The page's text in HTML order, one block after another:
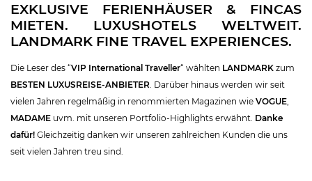
EXKLUSIVE FERIENHÄUSER & FINCAS
MIETEN. LUXUSHOTELS WELTWEIT.
LANDMARK FINE TRAVEL EXPERIENCES.
Die Leser des “VIP International Traveller“ wählten LANDMARK zum
BESTEN LUXUSREISE-ANBIETER. Darüber hinaus werden wir seit
vielen Jahren regelmäßig in renommierten Magazinen wie VOGUE,
MADAME uvm. mit unseren Portfolio-Highlights erwähnt. Danke
dafür! Gleichzeitig danken wir unseren zahlreichen Kunden die uns
seit vielen Jahren treu sind.